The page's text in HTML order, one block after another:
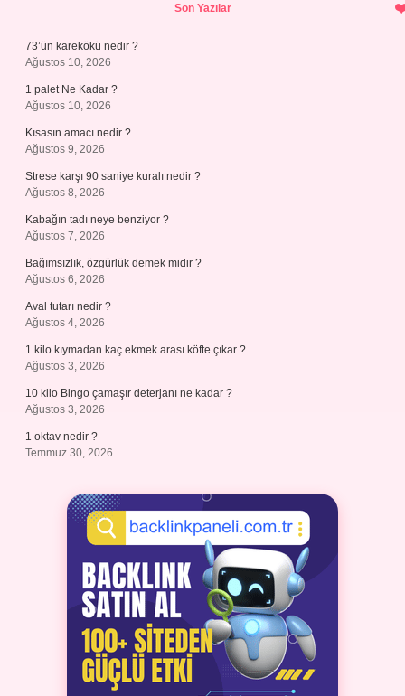
Son Yazılar
73’ün karekökü nedir ?
Ağustos 10, 2026
1 palet Ne Kadar ?
Ağustos 10, 2026
Kısasın amacı nedir ?
Ağustos 9, 2026
Strese karşı 90 saniye kuralı nedir ?
Ağustos 8, 2026
Kabağın tadı neye benziyor ?
Ağustos 7, 2026
Bağımsızlık, özgürlük demek midir ?
Ağustos 6, 2026
Aval tutarı nedir ?
Ağustos 4, 2026
1 kilo kıymadan kaç ekmek arası köfte çıkar ?
Ağustos 3, 2026
10 kilo Bingo çamaşır deterjanı ne kadar ?
Ağustos 3, 2026
1 oktav nedir ?
Temmuz 30, 2026